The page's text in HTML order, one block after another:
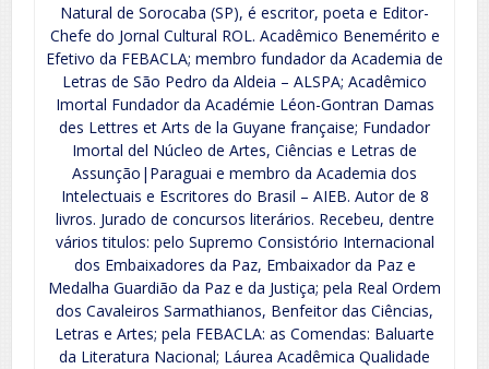
Natural de Sorocaba (SP), é escritor, poeta e Editor-
Chefe do Jornal Cultural ROL. Acadêmico Benemérito e
Efetivo da FEBACLA; membro fundador da Academia de
Letras de São Pedro da Aldeia – ALSPA; Acadêmico
Imortal Fundador da Académie Léon-Gontran Damas
des Lettres et Arts de la Guyane française; Fundador
Imortal del Núcleo de Artes, Ciências e Letras de
Assunção|Paraguai e membro da Academia dos
Intelectuais e Escritores do Brasil – AIEB. Autor de 8
livros. Jurado de concursos literários. Recebeu, dentre
vários titulos: pelo Supremo Consistório Internacional
dos Embaixadores da Paz, Embaixador da Paz e
Medalha Guardião da Paz e da Justiça; pela Real Ordem
dos Cavaleiros Sarmathianos, Benfeitor das Ciências,
Letras e Artes; pela FEBACLA: as Comendas: Baluarte
da Literatura Nacional; Láurea Acadêmica Qualidade